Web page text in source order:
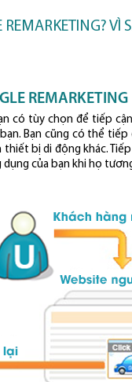
VÌ
REMARKETING
có tùy chọn để tiếp
Bạn cũng có thể tiếp
bị di động khác.
của bạn khi họ